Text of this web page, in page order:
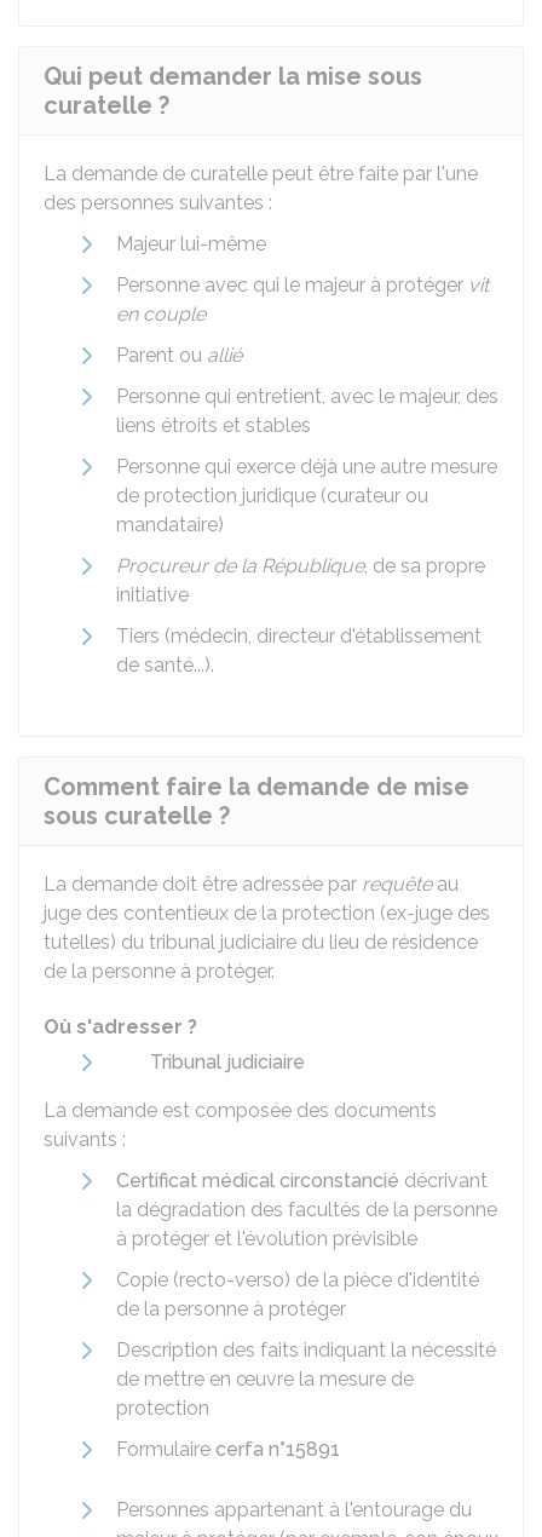
Qui peut demander la mise sous
curatelle ?
La demande de curatelle peut être faite par l'une
des personnes suivantes :
Majeur lui-même
Personne avec qui le majeur à protéger vit
en couple
Parent ou allié
Personne qui entretient, avec le majeur, des
liens étroits et stables
Personne qui exerce déjà une autre mesure
de protection juridique (curateur ou
mandataire)
Procureur de la République, de sa propre
initiative
Tiers (médecin, directeur d'établissement
de santé...).
Comment faire la demande de mise
sous curatelle ?
La demande doit être adressée par requêteau
juge des contentieux de la protection (ex-juge des
tutelles) du tribunal judiciaire du lieu de résidence
de la personne à protéger.
Où s'adresser ?
Tribunal judiciaire
La demande est composée des documents
suivants :
Certificat médical circonstancié décrivant
la dégradation des facultés de la personne
à protéger et l'évolution prévisible
Copie (recto-verso) de la pièce d'identité
de la personne à protéger
Description des faits indiquant la nécessité
de mettre en œuvre la mesure de
protection
Formulaire cerfa n°15891
Personnes appartenant à l'entourage du